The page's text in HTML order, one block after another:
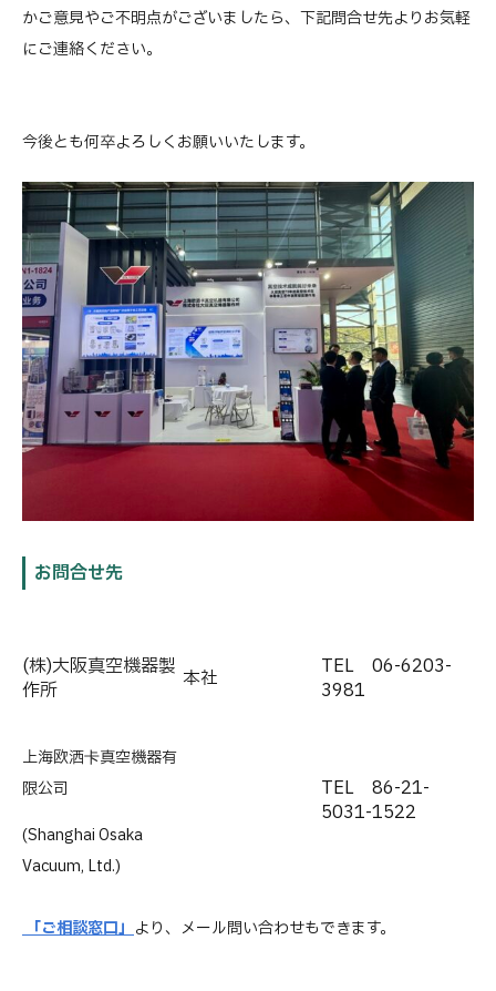
かご意見やご不明点がございましたら、下記問合せ先よりお気軽
にご連絡ください。
今後とも何卒よろしくお願いいたします。
お問合せ先
(株)大阪真空機器製
作所
本社
TEL 06-6203-
3981
上海欧洒卡真空機器有
限公司
(Shanghai Osaka
Vacuum, Ltd.)
TEL 86-21-
5031-1522
「ご相談窓口」 より、メール問い合わせもできます。